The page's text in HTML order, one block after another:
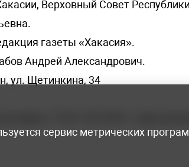
Верховный Совет
газеты «Хакасия».
Андрей Александрович.
ул. Щетинкина, 34
сервис метрических